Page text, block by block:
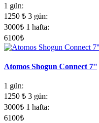
1 gün:
1250 ₺ 3 gün:
3000₺ 1 hafta:
6100₺
Atomos Shogun Connect 7''
1 gün:
1250 ₺ 3 gün:
3000₺ 1 hafta:
6100₺